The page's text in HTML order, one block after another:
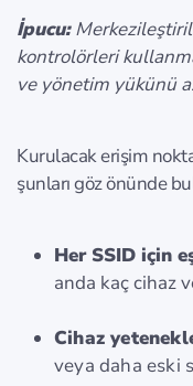
İpucu:
kontrolörleri
ve yönetim yükünü
Kurulacak erişim
şunları göz önünde
Her SSID için
anda kaç cihaz
Cihaz
veya daha eski